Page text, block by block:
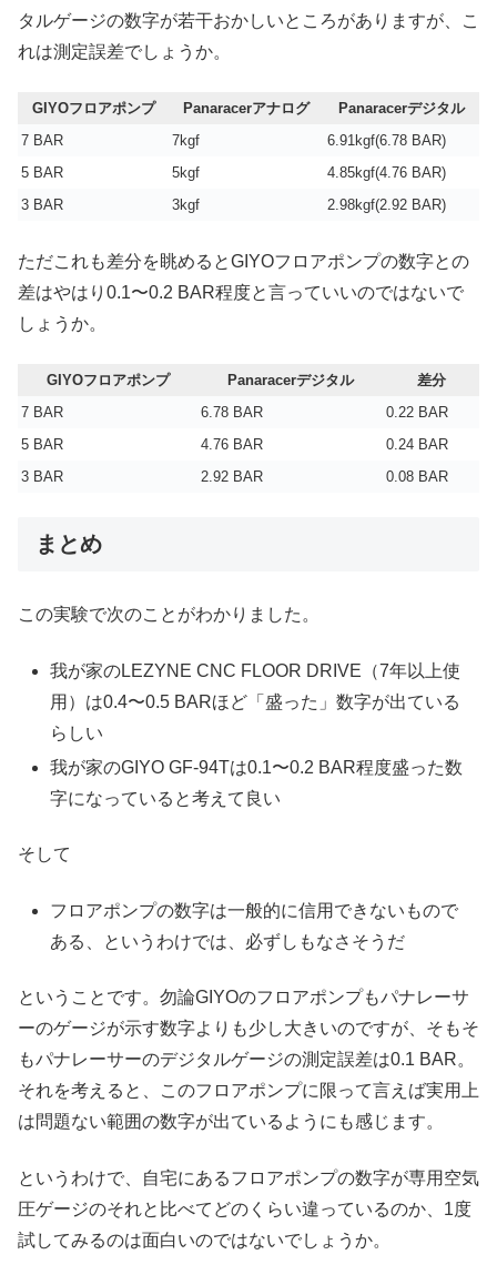
タルゲージの数字が若干おかしいところがありますが、こ
れは測定誤差でしょうか。
GIYOフロアポンプ Panaracerアナログ
Panaracerデジタル
7 BAR
7kgf
6.91kgf(6.78 BAR)
5 BAR
5kgf
4.85kgf(4.76 BAR)
3 BAR
3kgf 2.98kgf(2.92 BAR)
ただこれも差分を眺めるとGIYOフロアポンプの数字との
差はやはり0.1〜0.2 BAR程度と言っていいのではないで
しょうか。
GIYOフロアポンプ Panaracerデジタル
差分
7 BAR
6.78 BAR
0.22 BAR
5 BAR
4.76 BAR
0.24 BAR
3 BAR
2.92 BAR 0.08 BAR
まとめ
この実験で次のことがわかりました。
我が家のLEZYNE CNC FLOOR DRIVE（7年以上使
用）は0.4〜0.5 BARほど「盛った」数字が出ている
らしい
我が家のGIYO GF-94Tは0.1〜0.2 BAR程度盛った数
字になっていると考えて良い
そして
フロアポンプの数字は一般的に信用できないもので
ある、というわけでは、必ずしもなさそうだ
ということです。勿論GIYOのフロアポンプもパナレーサ
ーのゲージが示す数字よりも少し大きいのですが、そもそ
もパナレーサーのデジタルゲージの測定誤差は0.1 BAR。
それを考えると、このフロアポンプに限って言えば実用上
は問題ない範囲の数字が出ているようにも感じます。
というわけで、自宅にあるフロアポンプの数字が専用空気
圧ゲージのそれと比べてどのくらい違っているのか、1度
試してみるのは面白いのではないでしょうか。